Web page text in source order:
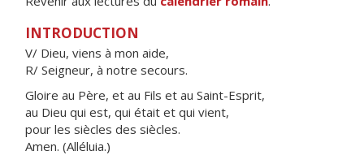
INTRODUCTION
V/ Dieu, viens à mon aide,
R/ Seigneur, à notre secours.
Gloire au Père, et au Fils et au Saint-Esprit,
au Dieu qui est, qui était et qui vient,
pour les siècles des siècles.
Amen. (Alléluia.)